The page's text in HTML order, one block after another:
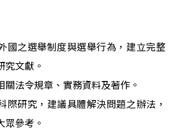
國之選舉制度與選舉行為，建立完整
究文獻。
關法令規章、實務資料及著作。
際研究，建議具體解決問題之辦法，
眾參考。